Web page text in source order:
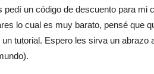
un código de descuento para mi
lo cual es muy barato, pensé que
tutorial. Espero les sirva un abrazo